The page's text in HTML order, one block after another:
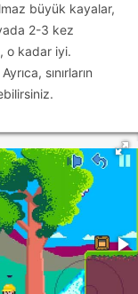
büyük kayalar,
2-3 kez
o kadar iyi.
sınırların